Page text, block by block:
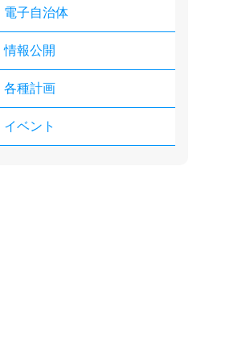
電子自治体
情報公開
各種計画
イベント